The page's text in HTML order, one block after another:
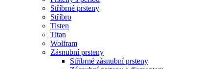
Stříbrné prsteny
Stříbro
Tisten
Titan
Wolfram
Zásnubní prsteny
Stříbrné zásnubní prsteny